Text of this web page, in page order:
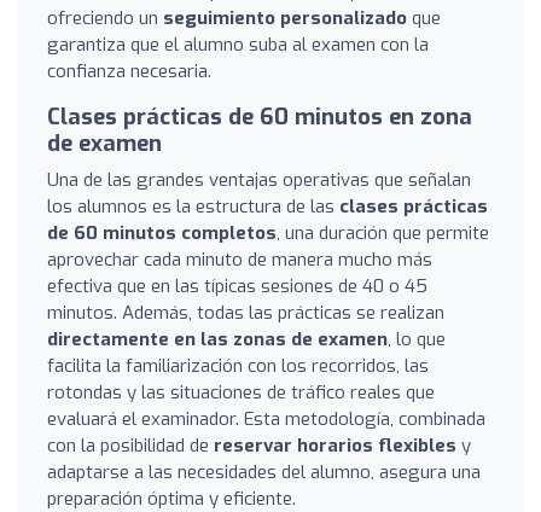
ofreciendo un seguimiento personalizado que
garantiza que el alumno suba al examen con la
confianza necesaria.
Clases prácticas de 60 minutos en zona
de examen
Una de las grandes ventajas operativas que señalan
los alumnos es la estructura de las clases prácticas
de 60 minutos completos, una duración que permite
aprovechar cada minuto de manera mucho más
efectiva que en las típicas sesiones de 40 o 45
minutos. Además, todas las prácticas se realizan
directamente en las zonas de examen, lo que
facilita la familiarización con los recorridos, las
rotondas y las situaciones de tráfico reales que
evaluará el examinador. Esta metodología, combinada
con la posibilidad de reservar horarios flexibles y
adaptarse a las necesidades del alumno, asegura una
preparación óptima y eficiente.